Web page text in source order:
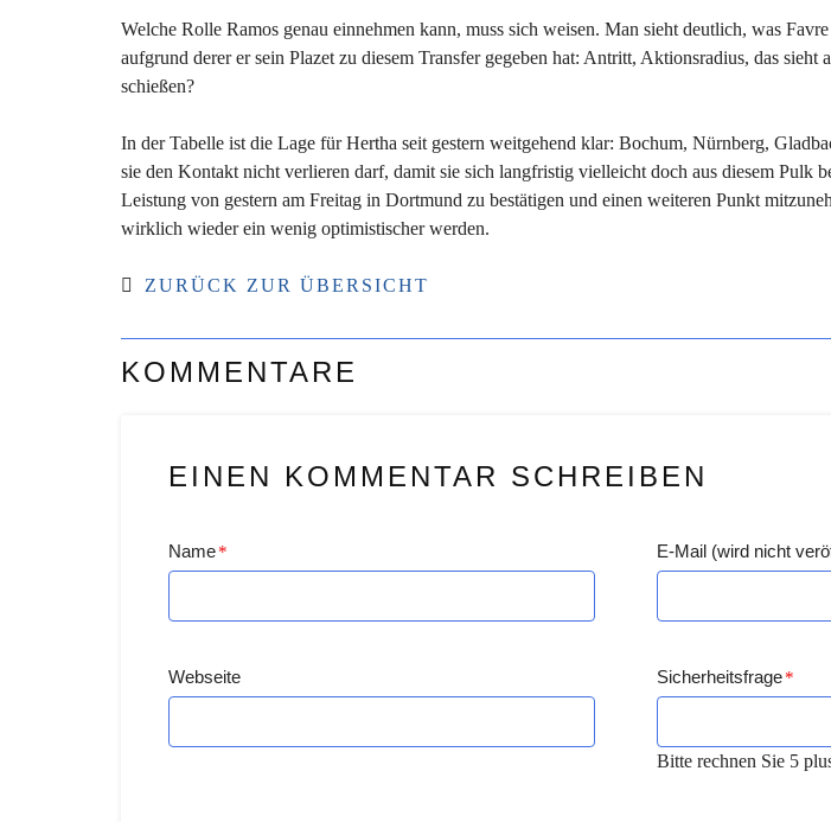
Welche Rolle Ramos genau einnehmen kann, muss sich weisen. Man sieht deutlich, was
aufgrund derer er sein Plazet zu diesem Transfer gegeben hat: Antritt, Aktionsradius, das sieht
schießen?
In der Tabelle ist die Lage für Hertha seit gestern weitgehend klar: Bochum, Nürnberg,
sie den Kontakt nicht verlieren darf, damit sie sich langfristig vielleicht doch aus diesem Pulk
Leistung von gestern am Freitag in Dortmund zu bestätigen und einen weiteren Punkt
wirklich wieder ein wenig optimistischer werden.
ZURÜCK ZUR ÜBERSICHT
KOMMENTARE
EINEN KOMMENTAR SCHREIBEN
Name* E-Mail (wird nicht
Webseite Sicherheitsfrage *
Bitte rechnen Sie 5